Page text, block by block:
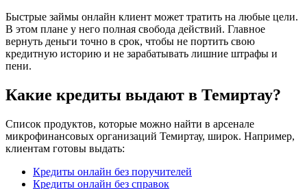
Быстрые займы онлайн клиент может тратить на любые цели.
В этом плане у него полная свобода действий. Главное
вернуть деньги точно в срок, чтобы не портить свою
кредитную историю и не зарабатывать лишние штрафы и
пени.
Какие кредиты выдают в Темиртау?
Список продуктов, которые можно найти в арсенале
микрофинансовых организаций Темиртау, широк. Например,
клиентам готовы выдать:
Кредиты онлайн без поручителей
Кредиты онлайн без справок